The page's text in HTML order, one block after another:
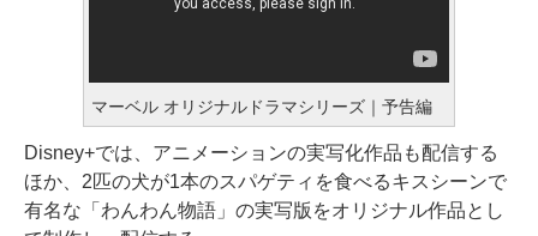
マーベル オリジナルドラマシリーズ｜予告編
Disney+では、アニメーションの実写化作品も配信する
ほか、2匹の犬が1本のスパゲティを食べるキスシーンで
有名な「わんわん物語」の実写版をオリジナル作品とし